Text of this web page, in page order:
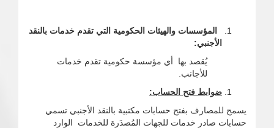
المؤسسات والهيئات الحكومية التي تقدم خدمات بالنقد
الأجنبي:
يُقصد بها أي مؤسسة حكومية تقدم خدمات
للأجانب.
ضوابط فتح الحساب:
يسمح للمصارف بفتح حسابات مكتبية بالنقد الأجنبي تسمي
حسابات صادر خدمات للجهات المُصدَرة للخدمات الوارد